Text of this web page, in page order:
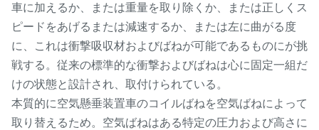
車に加えるか、または重量を取り除くか、または正しくス
ピードをあげるまたは減速するか、または左に曲がる度
に、これは衝撃吸収材およびばねが可能であるものにが挑
戦する。従来の標準的な衝撃およびばねは心に固定一組だ
けの状態と設計され、取付けられている。
本質的に空気懸垂装置車のコイルばねを空気ばねによって
取り替えるため。空気ばねはある特定の圧力および高さに